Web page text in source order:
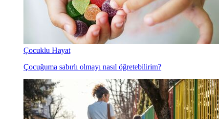
Çocuklu Hayat
Çocuğuma sabırlı olmayı nasıl öğretebilirim?